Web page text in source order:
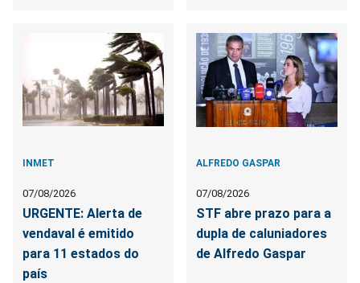
INMET
07/08/2026
URGENTE: Alerta de
vendaval é emitido
para 11 estados do
país
ALFREDO GASPAR
07/08/2026
STF abre prazo para a
dupla de caluniadores
de Alfredo Gaspar